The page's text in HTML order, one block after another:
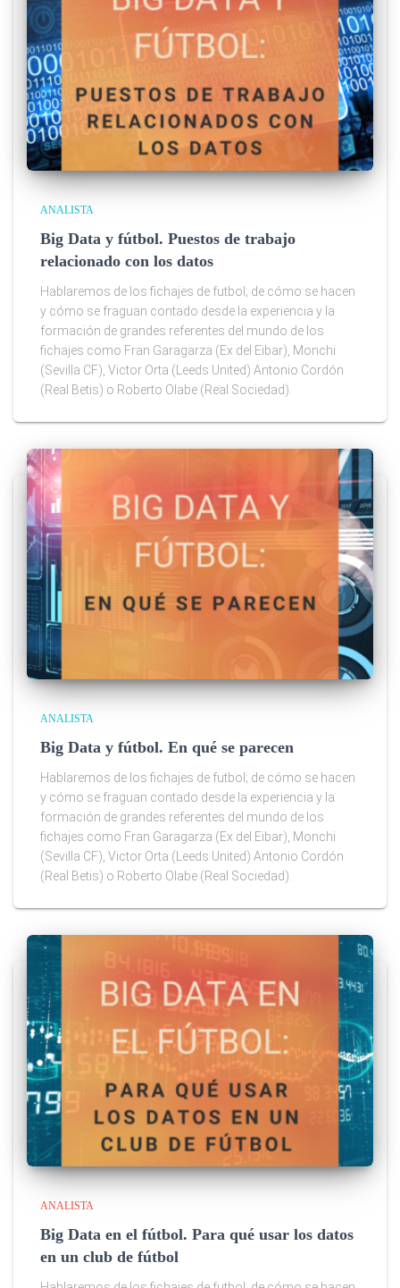
ANALISTA
Big Data y fútbol. Puestos de trabajo
relacionado con los datos
Hablaremos de los fichajes de futbol; de cómo se hacen
y cómo se fraguan contado desde la experiencia y la
formación de grandes referentes del mundo de los
fichajes como Fran Garagarza (Ex del Eibar), Monchi
(Sevilla CF), Victor Orta (Leeds United) Antonio Cordón
(Real Betis) o Roberto Olabe (Real Sociedad).
ANALISTA
Big Data y fútbol. En qué se parecen
Hablaremos de los fichajes de futbol; de cómo se hacen
y cómo se fraguan contado desde la experiencia y la
formación de grandes referentes del mundo de los
fichajes como Fran Garagarza (Ex del Eibar), Monchi
(Sevilla CF), Victor Orta (Leeds United) Antonio Cordón
(Real Betis) o Roberto Olabe (Real Sociedad).
ANALISTA
Big Data en el fútbol. Para qué usar los datos
en un club de fútbol